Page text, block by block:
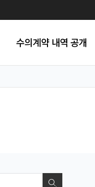
수의계약 내역 공개